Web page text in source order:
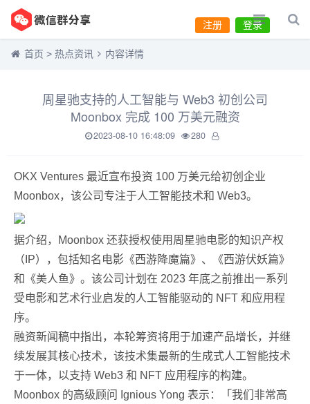
登录
注册
首页 > 热点资讯 内容详情
周星驰支持的人工智能与 Web3 初创公司
Moonbox 完成 100 万美元融资
2023-08-10 16:48:09 280
OKX Ventures 最近宣布投资 100 万美元给初创企业
Moonbox，该公司专注于人工智能技术和 Web3。
据介绍，Moonbox 还获授权使用周星驰电影的知识产权
（IP），包括知名电影《西游降魔篇》、《西游伏妖篇》
和《美人鱼》。该公司计划在 2023 年底之前推出一系列
受电影和艺术行业启发的人工智能驱动的 NFT 和应用程
序。
融资新闻稿中指出，本轮筹资将用于加速产品增长，并继
续发展其核心技术，该技术集最新的生成式人工智能技术
于一体，以支持 Web3 和 NFT 应用程序的构建。
Moonbox 的高级顾问 Ignious Yong 表示：「我们非常高